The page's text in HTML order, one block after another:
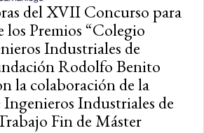
del XVII Concurso para
los Premios “Colegio
Industriales de
Rodolfo Benito
la colaboración de la
Ingenieros Industriales de
Fin de Máster